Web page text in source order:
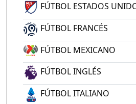
FÚTBOL ESTADOS
FÚTBOL FRANCÉS
FÚTBOL MEXICANO
FÚTBOL INGLÉS
FÚTBOL ITALIANO